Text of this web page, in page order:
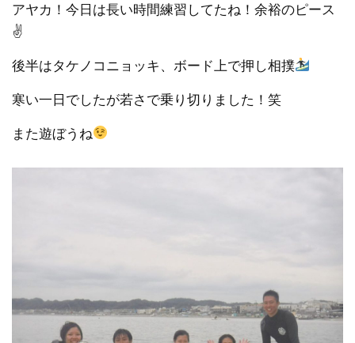
アヤカ！今日は長い時間練習してたね！余裕のピース
✌️
後半はタケノコニョッキ、ボード上で押し相撲
寒い一日でしたが若さで乗り切りました！笑
また遊ぼうね